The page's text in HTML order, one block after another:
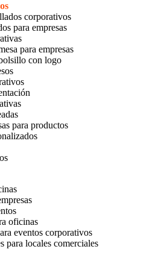
corporativos
para empresas
para empresas
con logo
para productos
oficinas
eventos corporativos
para locales comerciales